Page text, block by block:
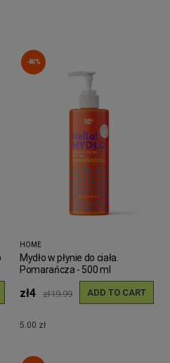
-80%
HOME
Mydło w płynie do ciała.
Pomarańcza - 500 ml
zł4 zł19.99 ADD TO CART
5.00 zł